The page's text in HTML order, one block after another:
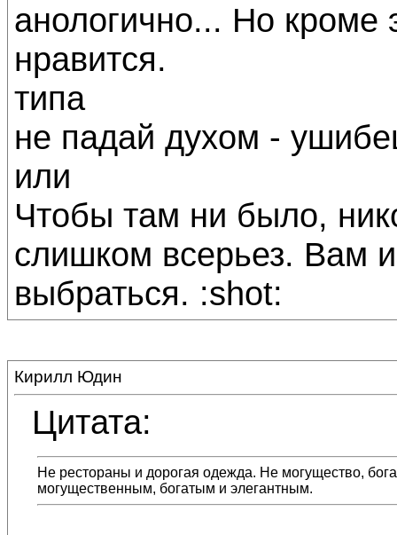
анологично... Но
нравится.
типа
не падай духом -
или
Чтобы там ни было,
слишком всерьез. Вам
выбраться. :shot:
Кирилл Юдин
Цитата:
Не рестораны и дорогая одежда. Не могущество,
могущественным, богатым и элегантным.